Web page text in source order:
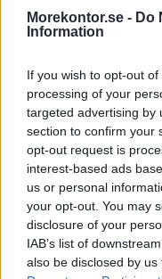
Morekontor.se - Do
Information
If you wish to opt-out
processing of your
targeted advertising by
section to confirm your
opt-out request is
interest-based ads
us or personal
your opt-out. You may
disclosure of your
IAB’s list of
also be disclosed by
Black Molly(Klicka för
Cura Screen